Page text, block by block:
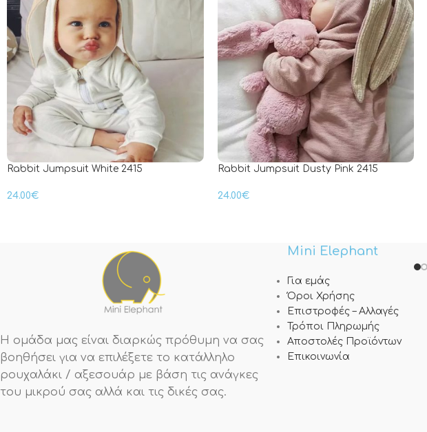
Rabbit Jumpsuit White 2415
24.00€
Rabbit Jumpsuit Dusty Pink 2415
24.00€
Η ομάδα μας είναι διαρκώς πρόθυμη να σας
βοηθήσει για να επιλέξετε το κατάλληλο
ρουχαλάκι / αξεσουάρ με βάση τις ανάγκες
του μικρού σας αλλά και τις δικές σας.
Mini Elephant
Για εμάς
Όροι Χρήσης
Επιστροφές – Αλλαγές
Τρόποι Πληρωμής
Αποστολές Προϊόντων
Επικοινωνία